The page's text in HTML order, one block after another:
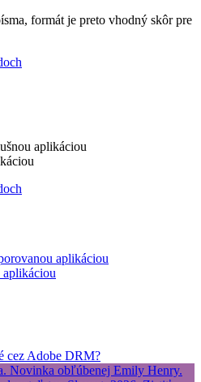
formát je preto vhodný skôr pre
aplikáciou
aplikáciou
aplikáciou
cez Adobe DRM?